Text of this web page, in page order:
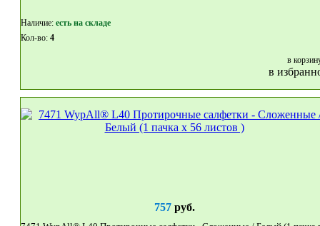
Наличие: eсть на складе
Кол-во: 4
в
в
757руб.